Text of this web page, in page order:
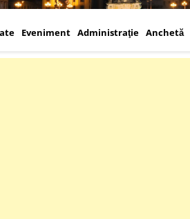
Eveniment Administraţie Anchetă